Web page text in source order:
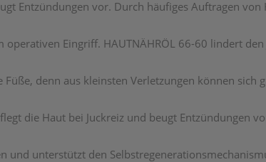
Entzündungen vor. Durch häufiges Auftragen
Eingriff. HAUTNÄHRÖL 66-60 lindert
denn aus kleinsten Verletzungen können sich
die Haut bei Juckreiz und beugt Entzündungen
und unterstützt den